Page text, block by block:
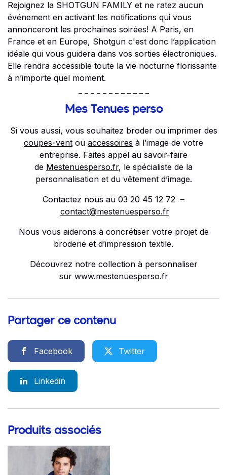
Rejoignez la SHOTGUN FAMILY et ne ratez aucun
événement en activant les notifications qui vous
annonceront les prochaines soirées! A Paris, en
France et en Europe, Shotgun c'est donc l’application
idéale qui vous guidera dans vos sorties électroniques.
Elle rendra accessible toute la vie nocturne florissante
à n’importe quel moment.
Mes Tenues perso
Si vous aussi, vous souhaitez broder ou imprimer des
coupes-vent ou accessoires à l’image de votre
entreprise. Faites appel au savoir-faire
de Mestenuesperso.fr, le spécialiste de la
personnalisation et du vêtement d’image.
Contactez nous au 03 20 45 12 72 –
contact@mestenuesperso.fr
Nous vous aiderons à concrétiser votre projet de
broderie et d’impression textile.
Découvrez notre collection à personnaliser
sur www.mestenuesperso.fr
Partager ce contenu
Facebook Twitter
Linkedin
Produits associés
Go to product page